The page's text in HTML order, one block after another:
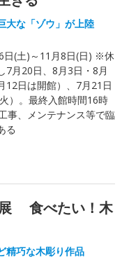
大な「ゾウ」が上陸
日(土)～11月8日(日) ※休
7月20日、8月3日・8月
12日は開館）、7月21日
）。最終入館時間16時
事、メンテナンス等で臨
る
食べたい！木
精巧な木彫り作品